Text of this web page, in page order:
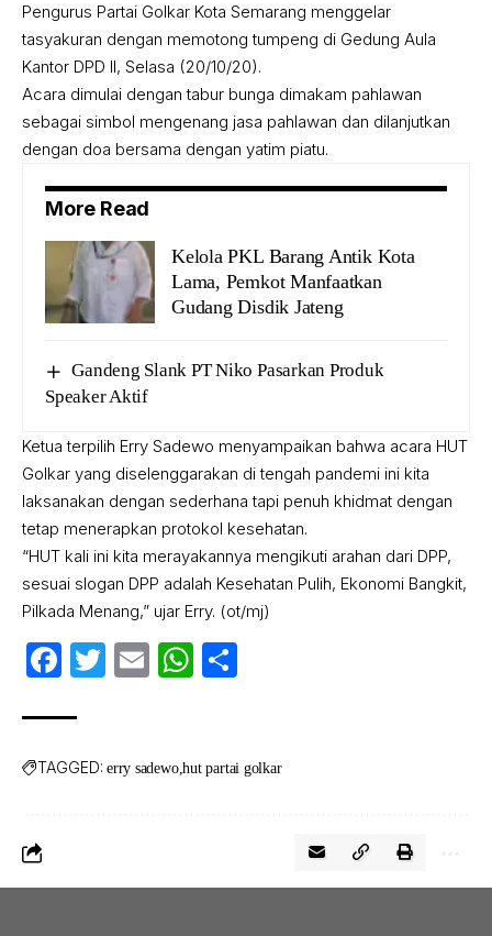
Pengurus Partai Golkar Kota Semarang menggelar
tasyakuran dengan memotong tumpeng di Gedung Aula
Kantor DPD II, Selasa (20/10/20).
Acara dimulai dengan tabur bunga dimakam pahlawan
sebagai simbol mengenang jasa pahlawan dan dilanjutkan
dengan doa bersama dengan yatim piatu.
More Read
Kelola PKL Barang Antik Kota
Lama, Pemkot Manfaatkan
Gudang Disdik Jateng
Gandeng Slank PT Niko Pasarkan Produk
Speaker Aktif
Ketua terpilih Erry Sadewo menyampaikan bahwa acara HUT
Golkar yang diselenggarakan di tengah pandemi ini kita
laksanakan dengan sederhana tapi penuh khidmat dengan
tetap menerapkan protokol kesehatan.
“HUT kali ini kita merayakannya mengikuti arahan dari DPP,
sesuai slogan DPP adalah Kesehatan Pulih, Ekonomi Bangkit,
Pilkada Menang,” ujar Erry. (ot/mj)
Facebook
Twitter
EmailWhatsApp
TAGGED: erry sadewo hut partai golkar